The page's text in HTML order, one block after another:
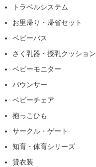
トラベルシステム
お里帰り・帰省セット
ベビーバス
さく乳器・授乳クッション
ベビーモニター
バウンサー
ベビーチェア
抱っこひも
サークル・ゲート
知育・体育シリーズ
貸衣装